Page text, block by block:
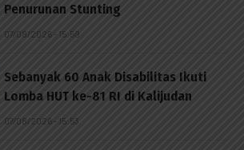
Penurunan Stunting
07/08/2026 - 15:59
Sebanyak 60 Anak Disabilitas Ikuti
Lomba HUT ke-81 RI di Kalijudan
07/08/2026 - 15:53